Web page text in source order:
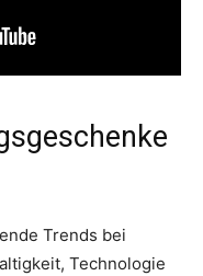
Trends bei
Technologie